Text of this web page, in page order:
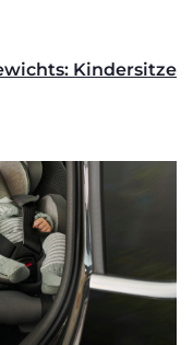
Kindersitze